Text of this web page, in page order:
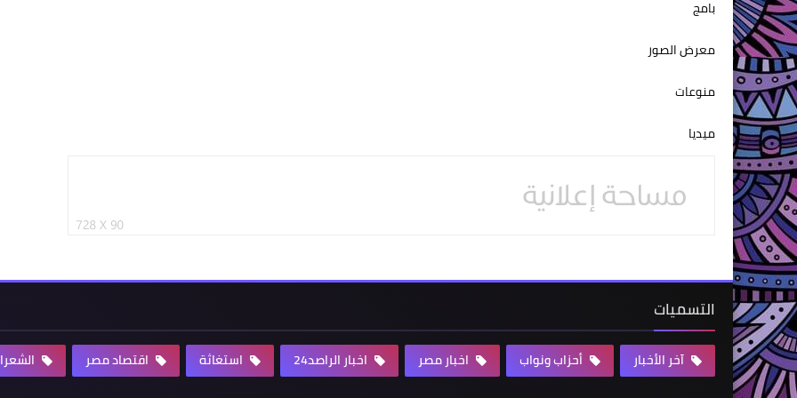
بامج
معرض الصور
منوعات
ميديا
التسميات
آخر الأخبار أحزاب ونواب اخبار مصر اخبار الراصد24 استغاثة اقتصاد مصر